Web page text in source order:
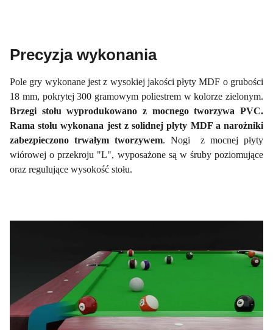
Precyzja wykonania
Pole gry wykonane jest z wysokiej jakości płyty MDF o grubości
18 mm, pokrytej 300 gramowym poliestrem w kolorze zielonym.
Brzegi stołu wyprodukowano z mocnego tworzywa PVC.
Rama stołu wykonana jest z solidnej płyty MDF a narożniki
zabezpieczono trwałym tworzywem. Nogi z mocnej płyty
wiórowej o przekroju "L", wyposażone są w śruby poziomujące
oraz regulujące wysokość stołu.